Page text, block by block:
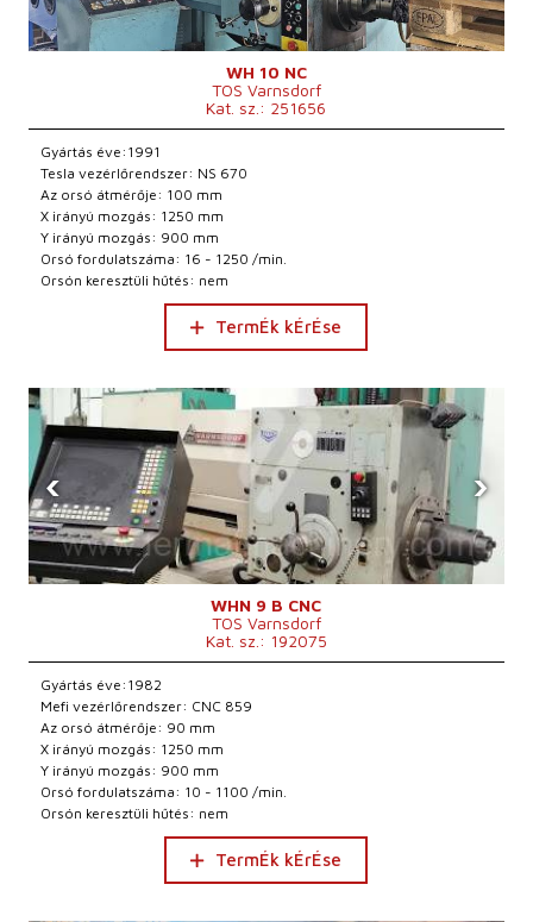
WH 10 NC
TOS Varnsdorf
Kat. sz.: 251656
Gyártás éve:1991
Tesla vezérlőrendszer: NS 670
Az orsó átmérője: 100 mm
X irányú mozgás: 1250 mm
Y irányú mozgás: 900 mm
Orsó fordulatszáma: 16 - 1250 /min.
Orsón keresztüli hűtés: nem
TermÉk kÉrÉse
‹ ›
WHN 9 B CNC
TOS Varnsdorf
Kat. sz.: 192075
Gyártás éve:1982
Mefi vezérlőrendszer: CNC 859
Az orsó átmérője: 90 mm
X irányú mozgás: 1250 mm
Y irányú mozgás: 900 mm
Orsó fordulatszáma: 10 - 1100 /min.
Orsón keresztüli hűtés: nem
TermÉk kÉrÉse